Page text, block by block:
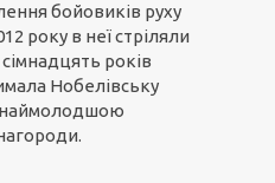
бойовиків руху
року в неї стріляли
років
Нобелівську
наймолодшою